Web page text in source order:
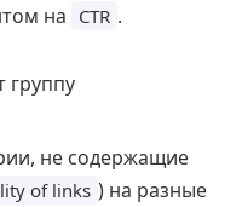
на CTR .
группу
не содержащие
of links ) на разные